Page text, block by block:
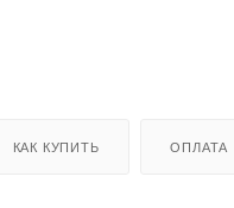
КАК КУПИТЬ ОПЛАТА